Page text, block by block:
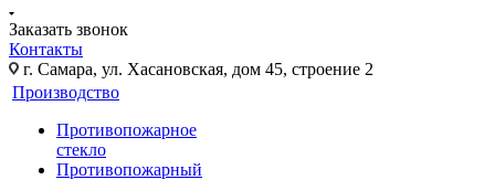
Заказать звонок
Контакты
г. Самара, ул. Хасановская, дом 45, строение 2
Производство
Противопожарное
стекло
Противопожарный